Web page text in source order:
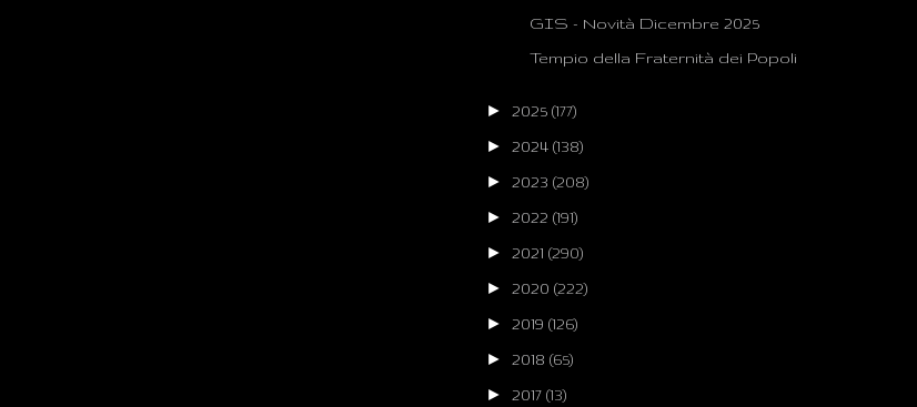
GIS - Novità Dicembre 2025
Tempio della Fraternità dei Popoli
► 2025 (177)
► 2024 (138)
► 2023 (208)
► 2022 (191)
► 2021 (290)
► 2020 (222)
► 2019 (126)
► 2018 (65)
► 2017 (13)